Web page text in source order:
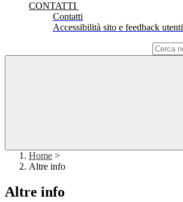
CONTATTI
Contatti
Accessibilità sito e feedback utenti
Home >
Altre info
Altre info